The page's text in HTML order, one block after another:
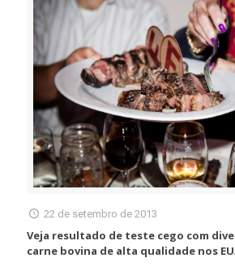
22 de setembro de 2013
Veja resultado de teste cego com
carne bovina de alta qualidade nos